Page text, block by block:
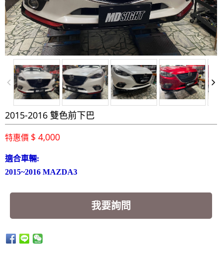
2015-2016 雙色前下巴
特惠價 $ 4,000
適合車輛:
2015~2016 MAZDA3
我要詢問